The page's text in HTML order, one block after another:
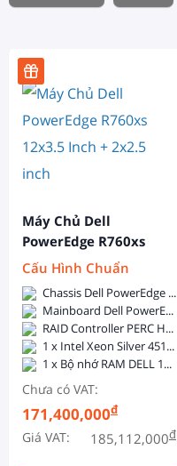
Máy Chủ Dell
PowerEdge R760xs
12x3.5 Inch + 2x2.5
Inch
Cấu Hình Chuẩn
Chassis Dell PowerEdge R760xs 12x3.5 inch + 2x2.5 inch - 2x800W Hotplug
Mainboard Dell PowerEdge R760xs
RAID Controller PERC H755
1 x Intel Xeon Silver 4510 (12C/24T, 2.4GHz, 30MB Cache, 150W, DDR5-4400)
1 x Bộ nhớ RAM DELL 16GB DDR5 5600MHz ECC Registered DIMM
Chưa có VAT:
171,400,000đ
Giá VAT: 185,112,000đ